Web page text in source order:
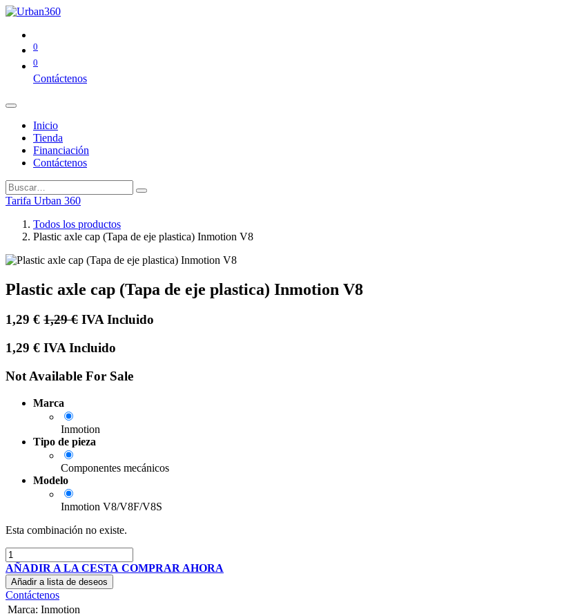
0
0
Contáctenos
Inicio
Tienda
Financiación
Contáctenos
Tarifa Urban 360
Todos los productos
Plastic axle cap (Tapa de eje plastica) Inmotion V8
Plastic axle cap (Tapa de eje plastica) Inmotion V8
1,29 € 1,29€ IVA Incluido
1,29 € IVA Incluido
Not Available For Sale
Marca
Inmotion
Tipo de pieza
Componentes mecánicos
Modelo
Inmotion V8/V8F/V8S
Esta combinación no existe.
AÑADIR A LA CESTA COMPRAR AHORA
Añadir a lista de deseos
Contáctenos
Marca: Inmotion